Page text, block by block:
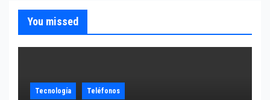
You missed
Tecnología Teléfonos